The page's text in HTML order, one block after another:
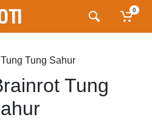
0
Tung Sahur
Tung